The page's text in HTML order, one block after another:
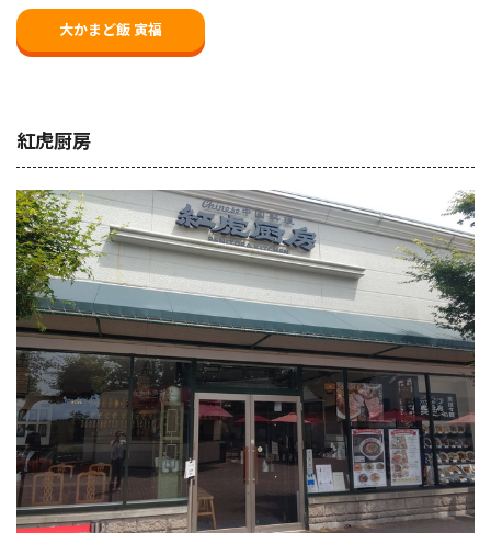
大かまど飯 寅福
紅虎厨房